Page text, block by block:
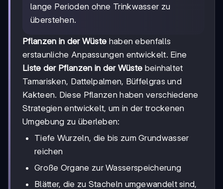
lange Perioden ohne Trinkwasser zu
überstehen.
Pflanzen in der Wüste haben ebenfalls
erstaunliche Anpassungen entwickelt. Eine
Liste der Pflanzen in der Wüste beinhaltet
Tamarisken, Dattelpalmen, Büffelgras und
Kakteen. Diese Pflanzen haben verschiedene
Strategien entwickelt, um in der trockenen
Umgebung zu überleben:
Tiefe Wurzeln, die bis zum Grundwasser
reichen
Große Organe zur Wasserspeicherung
Blätter, die zu Stacheln umgewandelt sind,